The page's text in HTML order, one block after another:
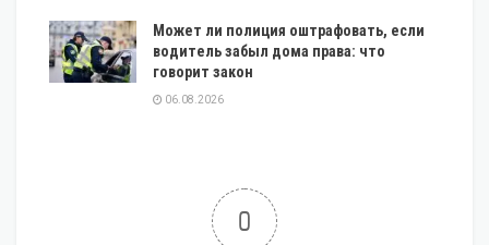
Может ли полиция оштрафовать, если
водитель забыл дома права: что
говорит закон
06.08.2026
0